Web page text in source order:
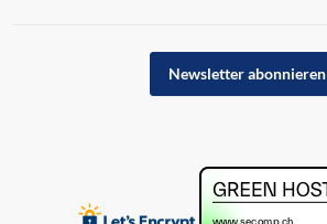
Newsletter abonnieren